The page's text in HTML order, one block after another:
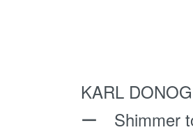
KARL
ー Shimmer